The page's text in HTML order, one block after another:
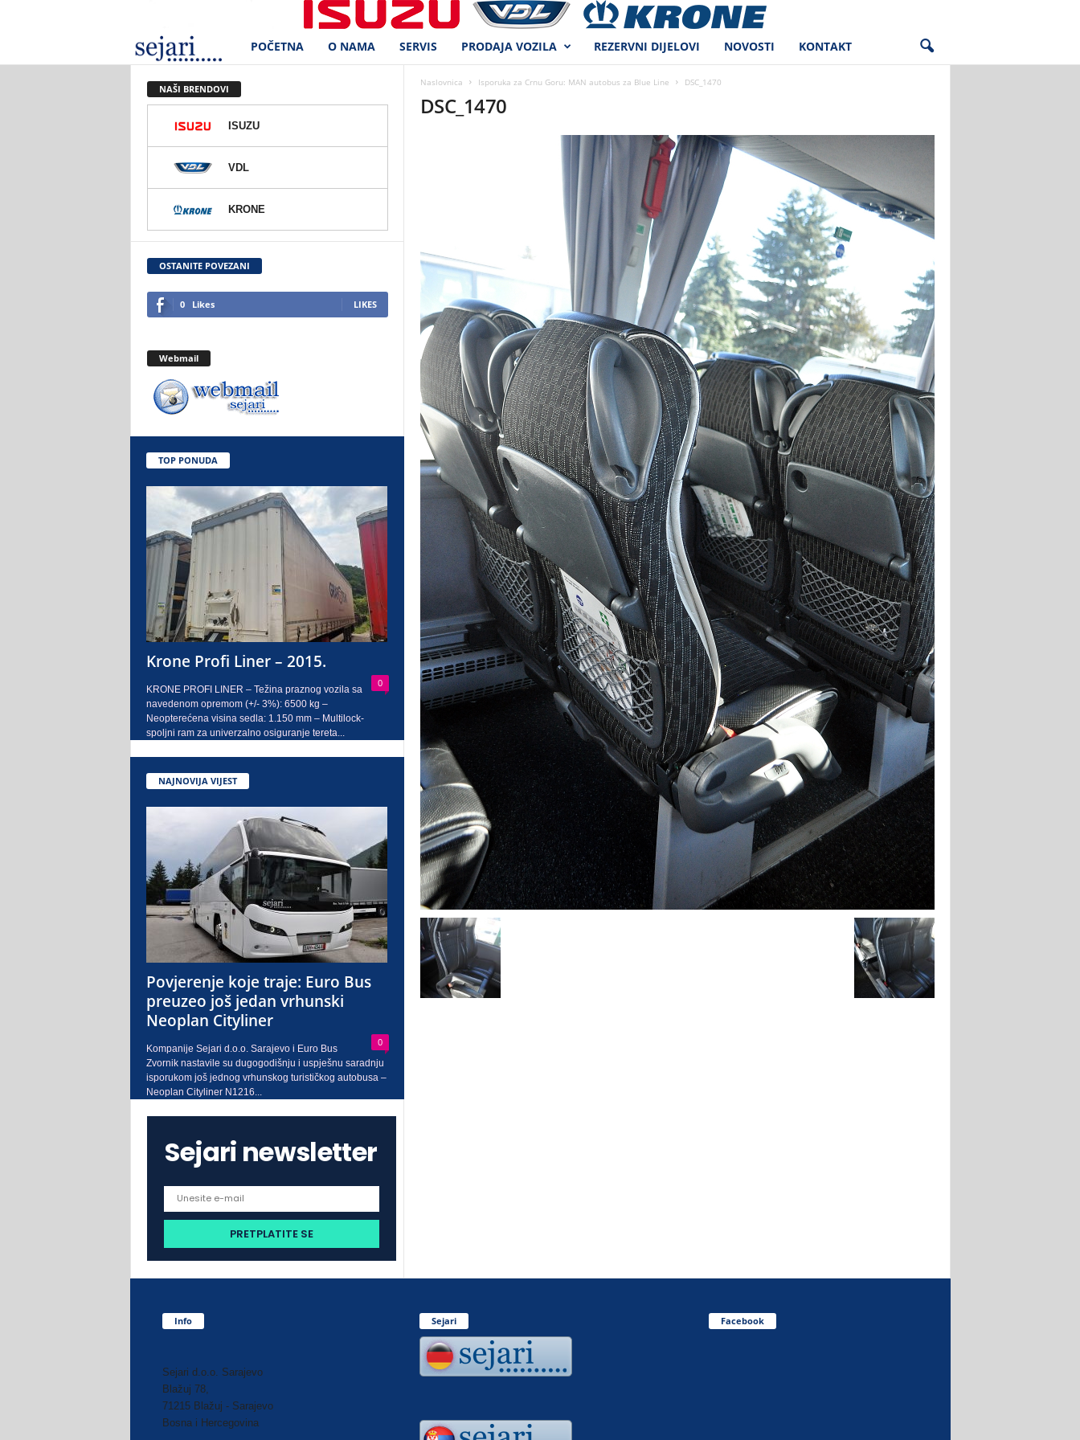
e
r
d
.
o
.
a
j
o
POČETNA O NAMA SERVIS PRODAJA VOZILA REZERVNI DIJELOVI NOVOSTI KONTAKT
Naslovnica Isporuka za Crnu Goru: MAN autobus za Blue Line DSC_1470
DSC_1470
NAŠI BRENDOVI
ISUZU
VDL
KRONE
OSTANITE POVEZANI
0 Likes LIKES
Webmail
TOP PONUDA
Krone Profi Liner – 2015.
0
KRONE PROFI LINER – Težina praznog vozila sa
navedenom opremom (+/- 3%): 6500 kg –
Neopterećena visina sedla: 1.150 mm – Multilock-
spoljni ram za univerzalno osiguranje tereta...
NAJNOVIJA VIJEST
Povjerenje koje traje: Euro Bus
preuzeo još jedan vrhunski
Neoplan Cityliner
0
Kompanije Sejari d.o.o. Sarajevo i Euro Bus
Zvornik nastavile su dugogodišnju i uspješnu saradnju
isporukom još jednog vrhunskog turističkog autobusa –
Neoplan Cityliner N1216...
Sejari newsletter
Info
Sejari d.o.o. Sarajevo
Blažuj 78,
71215 Blažuj - Sarajevo
Bosna i Hercegovina
Sejari Facebook